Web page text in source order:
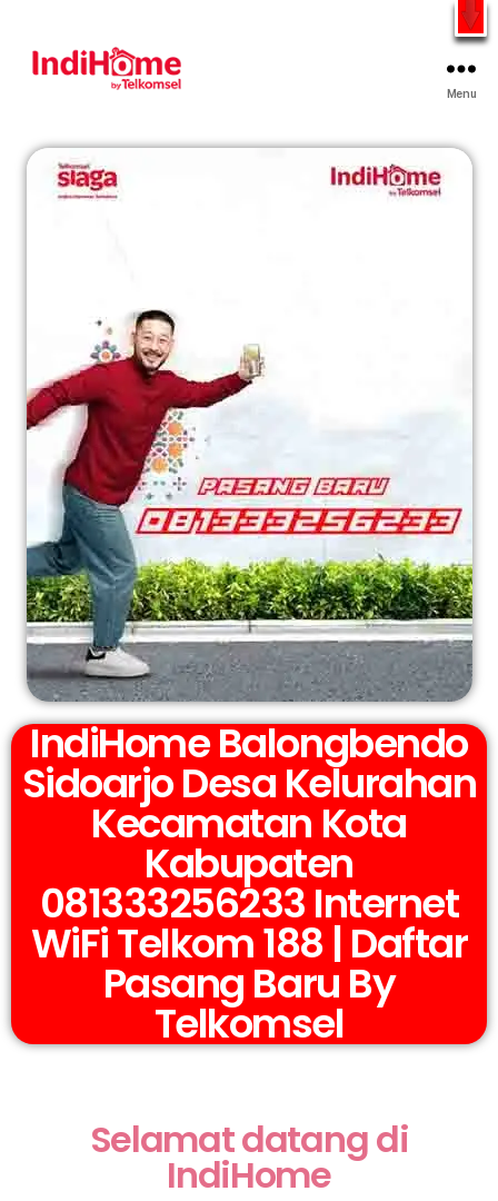
Gratis Pasang Dengan Bayar PDD2 | WiFi 200Rb an By
Menu
IndiHome Balongbendo
Sidoarjo Desa Kelurahan
Kecamatan Kota
Kabupaten
081333256233 Internet
WiFi Telkom 188 | Daftar
Pasang Baru By
Telkomsel
Selamat datang di
IndiHome